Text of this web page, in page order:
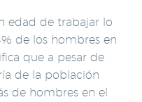
edad de trabajar lo
de los hombres en
que a pesar de
de la población
de hombres en el